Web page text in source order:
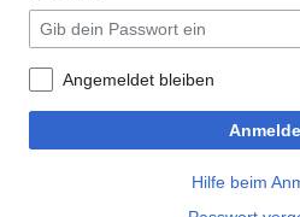
Angemeldet bleiben
Hilfe beim